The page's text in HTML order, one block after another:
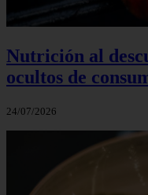
Nutrición al
ocultos de
24/07/2026